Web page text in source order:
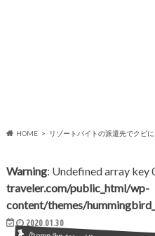
HOME リゾートバイトの派遣先でクビ
Warning: Undefined array key
traveler.com/public_html/wp-
content/themes/
2020.01.30